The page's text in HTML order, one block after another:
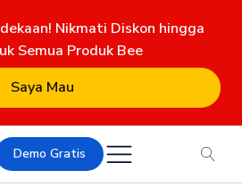
Nikmati Diskon hingga
Semua Produk Bee
Saya Mau
Demo Gratis